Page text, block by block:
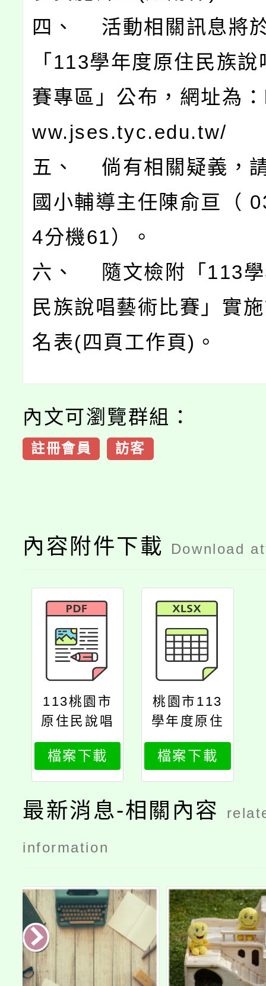
四、 活動相關訊息將
「113學年度原住民族
賽專區」公布，網址為
ww.jses.tyc.edu.tw/
五、 倘有相關疑義，
國小輔導主任陳俞亘（
4分機61）。
六、 隨文檢附「113學
民族說唱藝術比賽」實
名表(四頁工作頁)。
內文可瀏覽群組：
註冊會員 訪客
內容附件下載 Download
113桃園市
原住民說唱
藝術比賽
檔案下載
桃園市113
學年度原住
民族說唱藝
術比賽試辦
讀者劇場及
演唱比賽報
名表
檔案下載
最新消息-相關內容
information